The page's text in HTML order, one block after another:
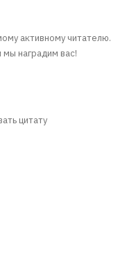
активному читателю.
наградим вас!
цитату